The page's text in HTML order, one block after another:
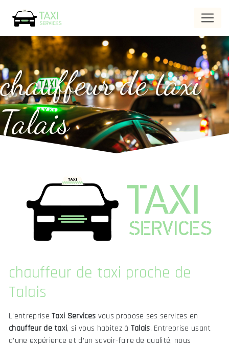
chauffeur de taxi
Talais
chauffeur de taxi proche de
Talais
L’entrepriseTaxi Services vous propose ses services en
chauffeur de taxi, si vous habitez à Talais. Entreprise usant
d’une expérience et d’un savoir-faire de qualité, nous